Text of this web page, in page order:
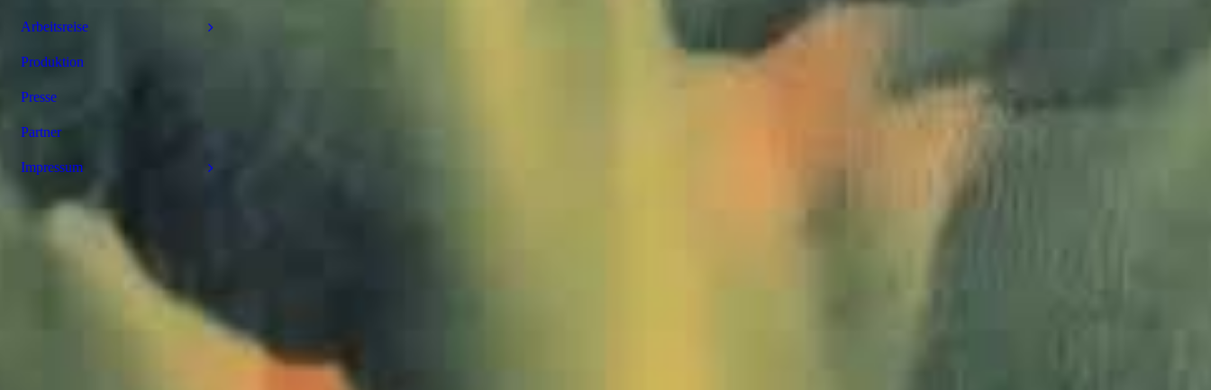
Arbeitsreise
Produktion
Presse
Partner
Impressum